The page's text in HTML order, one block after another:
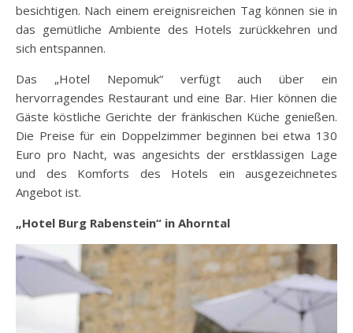
besichtigen. Nach einem ereignisreichen Tag können sie in
das gemütliche Ambiente des Hotels zurückkehren und
sich entspannen.
Das „Hotel Nepomuk“ verfügt auch über ein
hervorragendes Restaurant und eine Bar. Hier können die
Gäste köstliche Gerichte der fränkischen Küche genießen.
Die Preise für ein Doppelzimmer beginnen bei etwa 130
Euro pro Nacht, was angesichts der erstklassigen Lage
und des Komforts des Hotels ein ausgezeichnetes
Angebot ist.
„Hotel Burg Rabenstein“ in Ahorntal